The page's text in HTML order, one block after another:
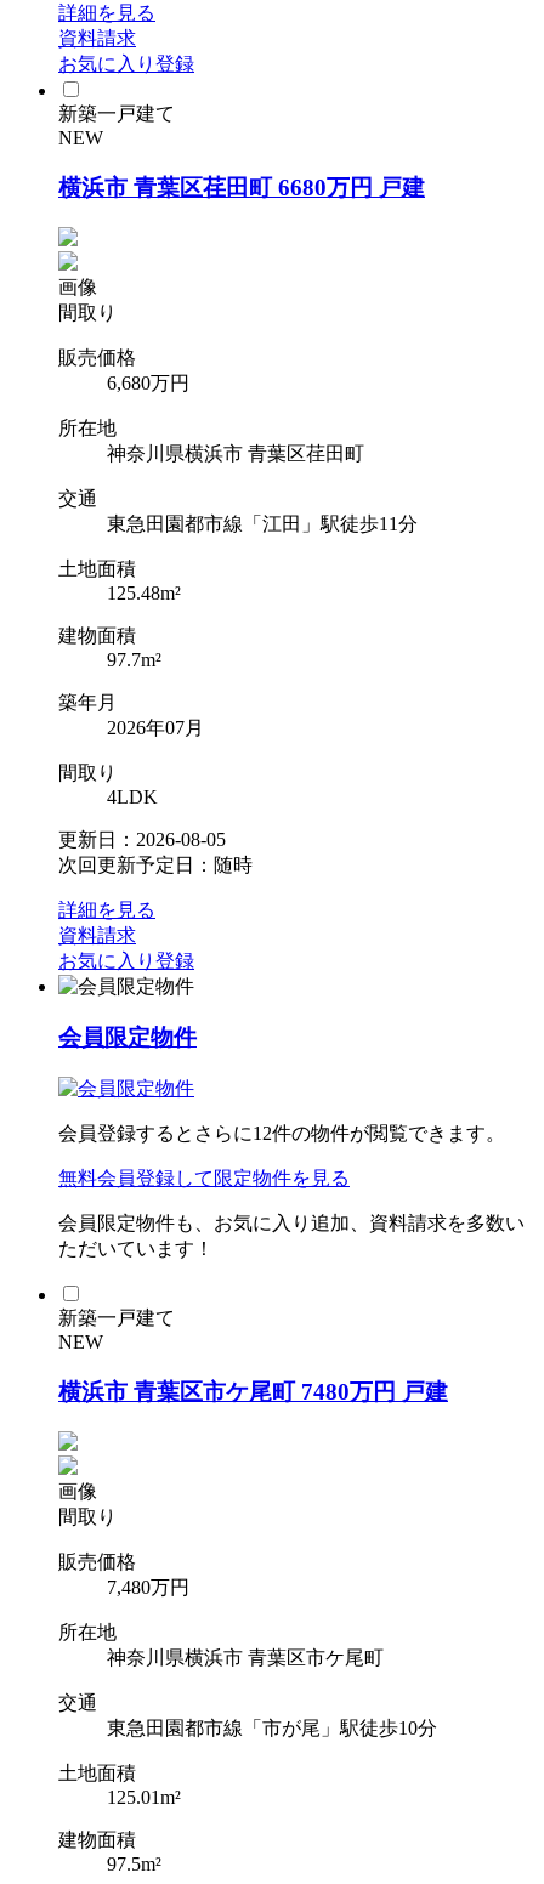
詳細を見る
資料請求
お気に入り登録
新築一戸建て
NEW
横浜市 青葉区荏田町 6680万円 戸建
画像
間取り
販売価格
6,680万円
所在地
神奈川県横浜市 青葉区荏田町
交通
東急田園都市線「江田」駅徒歩11分
土地面積
125.48m²
建物面積
97.7m²
築年月
2026年07月
間取り
4LDK
更新日：2026-08-05
次回更新予定日：随時
詳細を見る
資料請求
お気に入り登録
会員限定物件
会員登録するとさらに12件の物件が閲覧できます。
無料会員登録して限定物件を見る
会員限定物件も、お気に入り追加、資料請求を多数い
ただいています！
新築一戸建て
NEW
横浜市 青葉区市ケ尾町 7480万円 戸建
画像
間取り
販売価格
7,480万円
所在地
神奈川県横浜市 青葉区市ケ尾町
交通
東急田園都市線「市が尾」駅徒歩10分
土地面積
125.01m²
建物面積
97.5m²